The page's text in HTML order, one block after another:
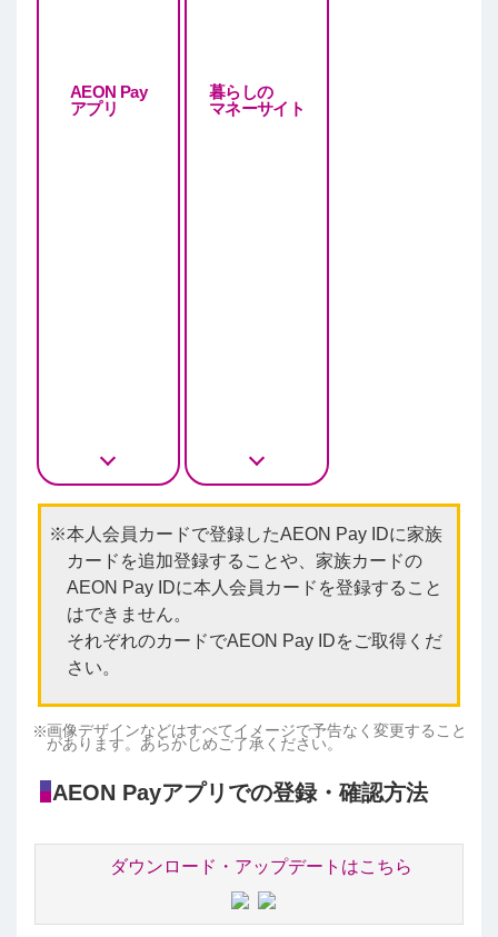
AEON Pay
アプリ
暮らしの
マネーサイト
本人会員カードで登録したAEON Pay IDに家族
カードを追加登録することや、家族カードの
AEON Pay IDに本人会員カードを登録すること
はできません。
それぞれのカードでAEON Pay IDをご取得くだ
さい。
画像デザインなどはすべてイメージで予告なく変更すること
があります。あらかじめご了承ください。
AEON Payアプリでの登録・確認方法
ダウンロード・アップデートはこちら